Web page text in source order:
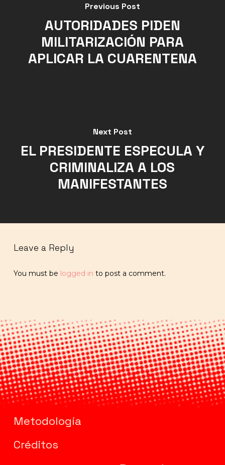
Previous Post
AUTORIDADES PIDEN
MILITARIZACIÓN PARA
APLICAR LA CUARENTENA
Next Post
EL PRESIDENTE ESPECULA Y
CRIMINALIZA A LOS
MANIFESTANTES
Leave a Reply
You must be logged in to post a comment.
Metodología
Créditos